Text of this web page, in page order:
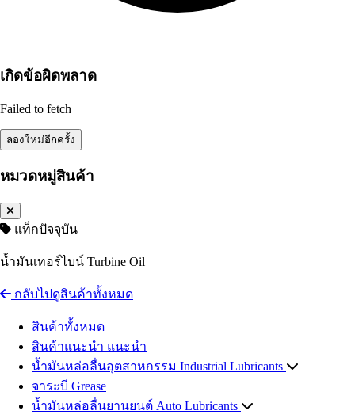
เกิดข้อผิดพลาด
Failed to fetch
ลองใหม่อีกครั้ง
หมวดหมู่สินค้า
แท็กปัจจุบัน
น้ำมันเทอร์ไบน์ Turbine Oil
กลับไปดูสินค้าทั้งหมด
สินค้าทั้งหมด
สินค้าแนะนำ แนะนำ
น้ำมันหล่อลื่นอุตสาหกรรม Industrial Lubricants
น้ำมันไฮดรอลิค
น้ำมันถ่ายเทความร้อนHeat Transfer Oil
จาระบี Grease
น้ำมันหล่อลื่นยานยนต์ Auto Lubricants